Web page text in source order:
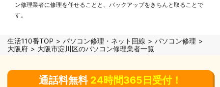
ン修理業者に修理を任せることと、バックアップをきちんと取ることで
す。
生活110番TOP パソコン修理・ネット回線
パソコン修理
大阪府
大阪市淀川区のパソコン修理業者一覧
通話料無料 24時間365日受付！